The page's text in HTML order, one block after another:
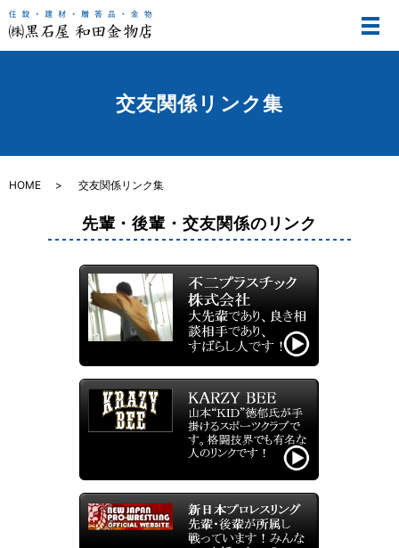
メ
交友関係リンク集
HOME 交友関係リンク集
先輩・後輩・交友関係のリンク